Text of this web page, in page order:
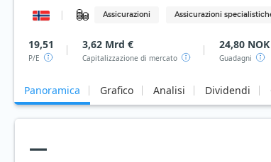
Assicurazioni Assicurazioni
19,51
P/E
3,62 Mrd €
Capitalizzazione di mercato
24,80 NOK
Guadagni
Panoramica Grafico Analisi Dividendi
—